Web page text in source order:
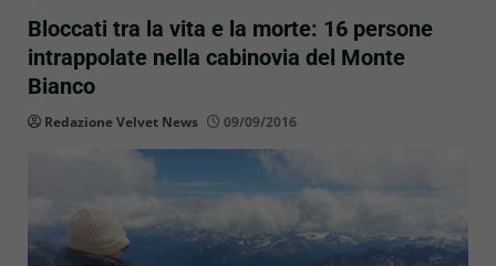
Bloccati tra la vita e la morte: 16 persone
intrappolate nella cabinovia del Monte
Bianco
Redazione Velvet News 09/09/2016